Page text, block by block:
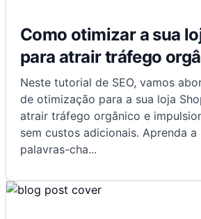
Como otimizar a sua
para atrair tráfego
Neste tutorial de SEO, vamos
de otimização para a sua loja
atrair tráfego orgânico e
sem custos adicionais. Aprenda a
palavras-cha...